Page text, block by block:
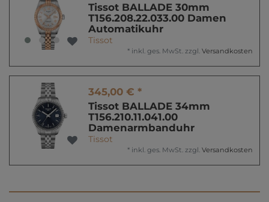
Tissot BALLADE 30mm
T156.208.22.033.00 Damen
Automatikuhr
Tissot
* inkl. ges. MwSt. zzgl. Versandkosten
345,00 € *
Tissot BALLADE 34mm
T156.210.11.041.00
Damenarmbanduhr
Tissot
* inkl. ges. MwSt. zzgl. Versandkosten